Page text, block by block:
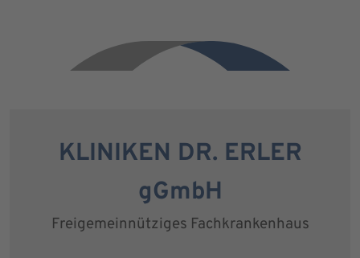
KLINIKEN DR. ERLER
gGmbH
Freigemeinnütziges Fachkrankenhaus